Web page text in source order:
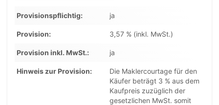
Provisionspflichtig ja
Provision 3,57 % (inkl. MwSt.)
Provision inkl. MwSt. ja
Hinweis zur Provision
Die Maklercourtage für den
Käufer beträgt 3 % aus dem
Kaufpreis zuzüglich der
gesetzlichen MwSt. somit